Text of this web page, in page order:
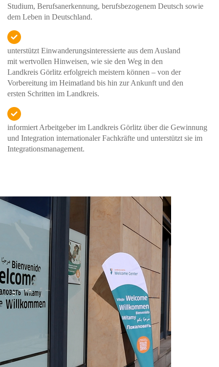
Studium, Berufsanerkennung, berufsbezogenem Deutsch sowie
dem Leben in Deutschland.
unterstützt Einwanderungsinteressierte aus dem Ausland
mit wertvollen Hinweisen, wie sie den Weg in den
Landkreis Görlitz erfolgreich meistern können – von der
Vorbereitung im Heimatland bis hin zur Ankunft und den
ersten Schritten im Landkreis.
informiert Arbeitgeber im Landkreis Görlitz über die Gewinnung
und Integration internationaler Fachkräfte und unterstützt sie im
Integrationsmanagement.